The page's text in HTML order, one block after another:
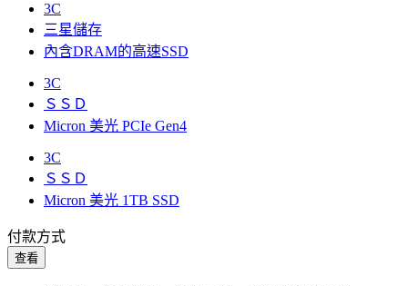
3C
三星儲存
內含DRAM的高速SSD
3C
ＳＳＤ
Micron 美光 PCIe Gen4
3C
ＳＳＤ
Micron 美光 1TB SSD
付款方式
查看